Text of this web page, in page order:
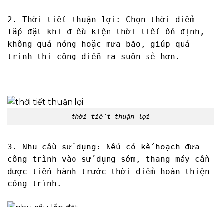
2. Thời tiết thuận lợi: Chọn thời điểm
lắp đặt khi điều kiện thời tiết ổn định,
không quá nóng hoặc mưa bão, giúp quá
trình thi công diễn ra suôn sẻ hơn.
thời tiết thuận lợi
3. Nhu cầu sử dụng: Nếu có kế hoạch đưa
công trình vào sử dụng sớm, thang máy cần
được tiến hành trước thời điểm hoàn thiện
công trình.